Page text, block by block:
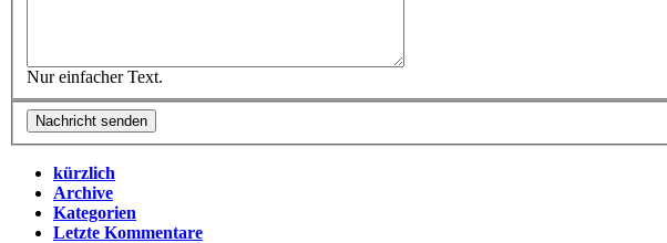
Nur einfacher Text.
kürzlich
Archive
Kategorien
Letzte Kommentare